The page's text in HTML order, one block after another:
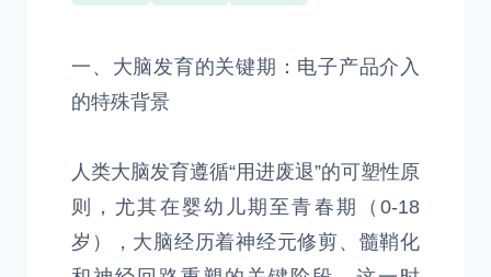
一、大脑发育的关键期：电子产品介入
的特殊背景
人类大脑发育遵循“用进废退”的可塑性原
则，尤其在婴幼儿期至青春期（0-18
岁），大脑经历着神经元修剪、髓鞘化